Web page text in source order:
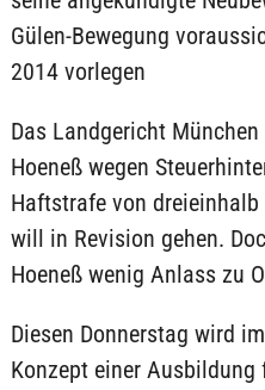
Gülen-Bewegung
2014 vorlegen
Das Landgericht
Hoeneß wegen
Haftstrafe von
will in Revision gehen.
Hoeneß wenig Anlass zu
Diesen Donnerstag wird
Konzept einer